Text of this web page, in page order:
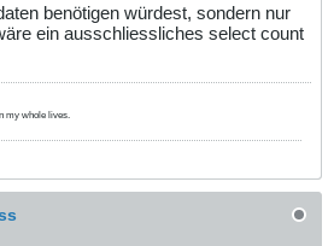
benötigen würdest, sondern nur
ein ausschliessliches select count
my whole lives.